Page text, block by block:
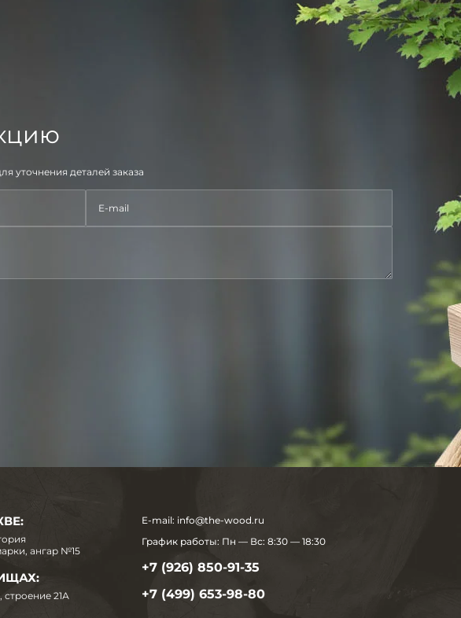
уточнения деталей заказа
ангар №15
21А
E-mail: info@the-wood.ru
График работы: Пн — Вс: 8:30 — 18:30
+7 (926) 850-91-35
+7 (499) 653-98-80